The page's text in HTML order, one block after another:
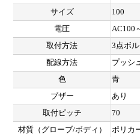
サイズ
100
電圧
AC100
取付方法
3点ボ
配線方法
プッシ
色
青
ブザー
あり
取付ピッチ
70
材質（グローブ/ボディ）
ポリカ